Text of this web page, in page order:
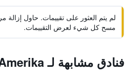
لم يتم العثور على تقييمات. حاول إزالة
مسح كل شيء لعرض التقييمات.
فنادق مشابهة لـ Hotel Amerika